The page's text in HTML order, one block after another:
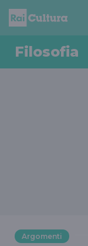
Filosofia
Argomenti